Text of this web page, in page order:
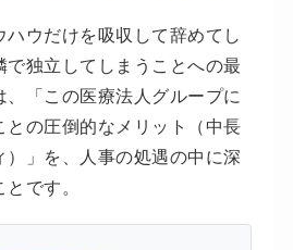
ウだけを吸収して辞めてし
で独立してしまうことへの最
「この医療法人グループに
の圧倒的なメリット（中長
」を、人事の処遇の中に深
です。